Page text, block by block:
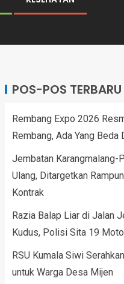
POS-POS TERBARU
Rembang Expo 2026
Rembang, Ada Yang Beda
Jembatan Karangmalang-
Ulang, Ditargetkan
Kontrak
Razia Balap Liar di Jalan
Kudus, Polisi Sita 19
RSU Kumala Siwi
untuk Warga Desa Mijen